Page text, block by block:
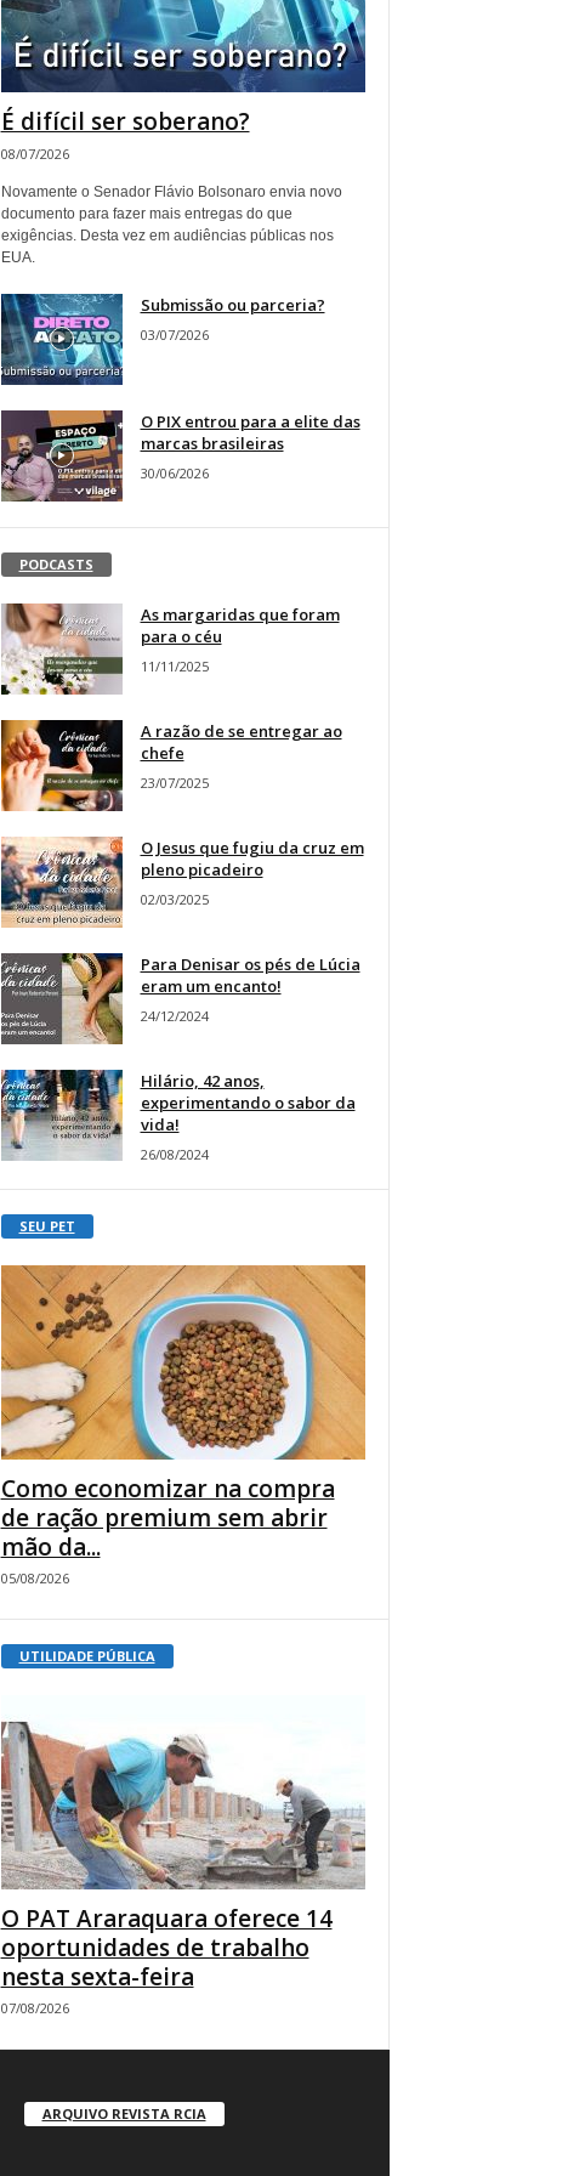
É difícil ser soberano?
08/07/2026
Novamente o Senador Flávio Bolsonaro envia novo
documento para fazer mais entregas do que
exigências. Desta vez em audiências públicas nos
EUA.
Submissão ou parceria?
03/07/2026
O PIX entrou para a elite das
marcas brasileiras
30/06/2026
PODCASTS
As margaridas que foram
para o céu
11/11/2025
A razão de se entregar ao
chefe
23/07/2025
O Jesus que fugiu da cruz em
pleno picadeiro
02/03/2025
Para Denisar os pés de Lúcia
eram um encanto!
24/12/2024
Hilário, 42 anos,
experimentando o sabor da
vida!
26/08/2024
SEU PET
Como economizar na compra
de ração premium sem abrir
mão da...
05/08/2026
UTILIDADE PÚBLICA
O PAT Araraquara oferece 14
oportunidades de trabalho
nesta sexta-feira
07/08/2026
ARQUIVO REVISTA RCIA